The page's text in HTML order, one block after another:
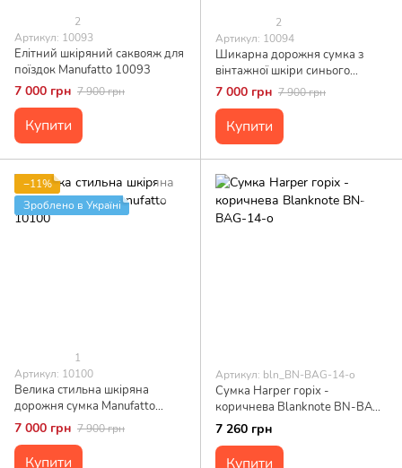
2
Артикул: 10093
Елітний шкіряний саквояж для
поїздок Manufatto 10093
7 000 грн 7 900 грн
Купити
2
Артикул: 10094
Шикарна дорожня сумка з
вінтажної шкіри синього
кольору Manufatto 10094
7 000 грн 7 900 грн
Купити
−11%
Зроблено в Україні
1
Артикул: 10100
Велика стильна шкіряна
дорожня сумка Manufatto
10100
7 000 грн 7 900 грн
Купити
Артикул: bln_BN-BAG-14-o
Сумка Harper горіх -
коричнева Blanknote BN-BAG-
14-o
7 260 грн
Купити